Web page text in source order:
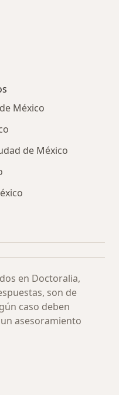
México
de México
en Doctoralia,
son de
caso deben
asesoramiento